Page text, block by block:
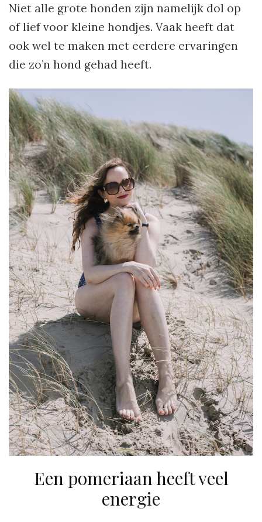
Niet alle grote honden zijn namelijk dol op
of lief voor kleine hondjes. Vaak heeft dat
ook wel te maken met eerdere ervaringen
die zo’n hond gehad heeft.
Een pomeriaan heeft veel
energie